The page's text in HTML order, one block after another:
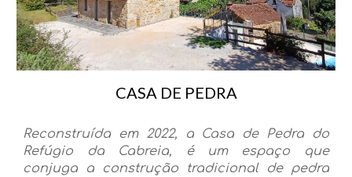
CASA DE PEDRA
Reconstruída em 2022, a Casa de Pedra do
Refúgio da Cabreia, é um espaço que
conjuga a construção tradicional de pedra